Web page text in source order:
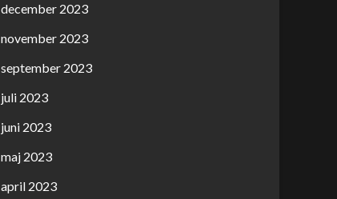
december 2023
november 2023
september 2023
juli 2023
juni 2023
maj 2023
april 2023